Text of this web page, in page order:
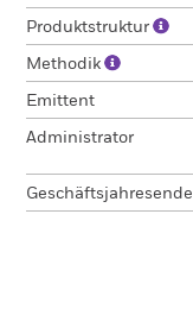
Produktstruktur
Methodik
Emittent
Administrator
Geschäftsjahresende